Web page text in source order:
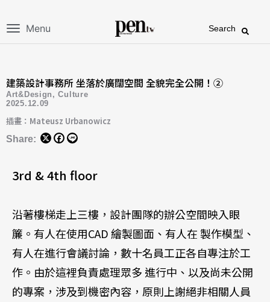
Menu Search
建築設計事務所 坐落於廣闊空間 全貌完全公開！②
Art&Design ,Culture
2025.12.09
插畫：Mateusz Urbanowicz
Share:
3rd & 4th floor
沿著樓梯走上三樓，設計團隊的辦公空間映入眼
簾。有人在使用CAD 繪製圖面、有人在 製作模型、
有人在進行會議討論，數十名員工正各自專注於工
作。由於這裡負責處理眾多 進行中、以及尚未公開
的專案，涉及到機密內容，原則上謝絕非相關人員